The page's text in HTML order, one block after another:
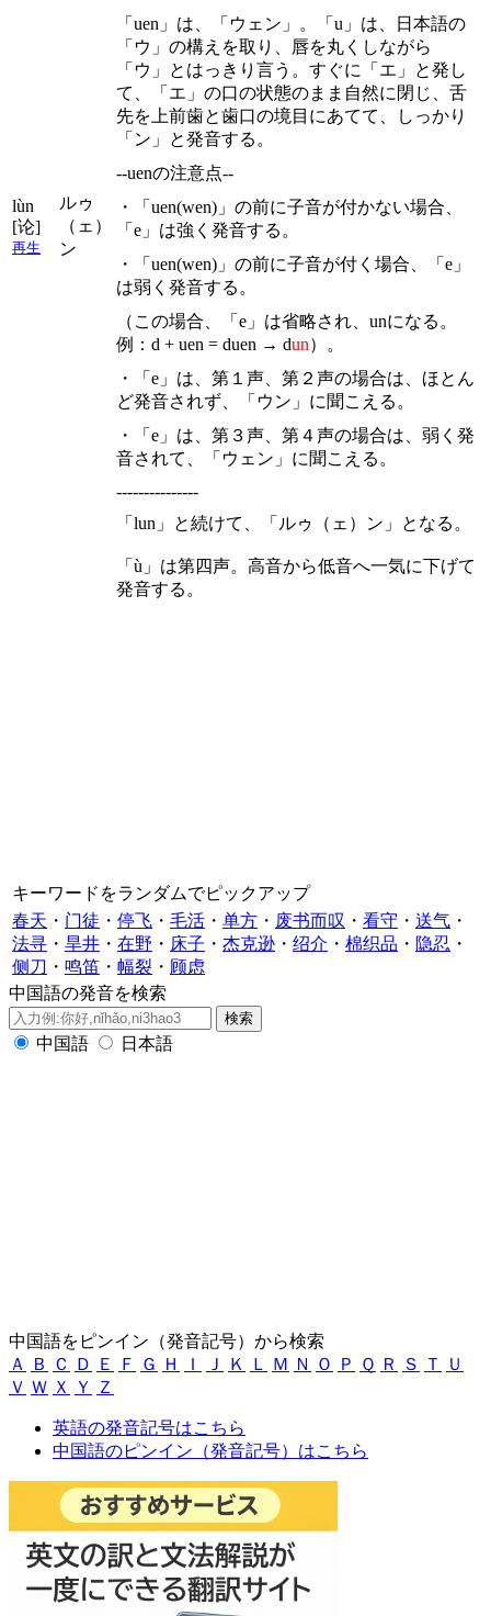
lùn
[论]
再生
ルゥ
（ェ）
ン
「uen」は、「ウェン」。「u」は、日本語の
「ウ」の構えを取り、唇を丸くしながら
「ウ」とはっきり言う。すぐに「エ」と発し
て、「エ」の口の状態のまま自然に閉じ、舌
先を上前歯と歯口の境目にあてて、しっかり
「ン」と発音する。
--uenの注意点--
・「uen(wen)」の前に子音が付かない場合、
「e」は強く発音する。
・「uen(wen)」の前に子音が付く場合、「e」
は弱く発音する。
（この場合、「e」は省略され、unになる。
例：d + uen = duen → dun）。
・「e」は、第１声、第２声の場合は、ほとん
ど発音されず、「ウン」に聞こえる。
・「e」は、第３声、第４声の場合は、弱く発
音されて、「ウェン」に聞こえる。
---------------
「lun」と続けて、「ルゥ（ェ）ン」となる。
「ù」は第四声。高音から低音へ一気に下げて
発音する。
キーワードをランダムでピックアップ
春天 ・ 门徒 ・ 停飞 ・ 毛活 ・ 单方 ・ 废书而叹 ・ 看守 ・ 送气 ・
法寻 ・ 旱井 ・ 在野 ・ 床子 ・ 杰克逊 ・ 绍介 ・ 棉织品 ・ 隐忍 ・
侧刀 ・ 鸣笛 ・ 幅裂 ・ 顾虑
中国語の発音を検索
中国語 日本語
中国語をピンイン（発音記号）から検索
Ａ
Ｂ Ｃ Ｄ Ｅ Ｆ Ｇ Ｈ Ｉ Ｊ Ｋ Ｌ Ｍ Ｎ Ｏ Ｐ Ｑ Ｒ Ｓ Ｔ
Ｕ
Ｖ Ｗ Ｘ Ｙ Ｚ
英語の発音記号はこちら
中国語のピンイン（発音記号）はこちら